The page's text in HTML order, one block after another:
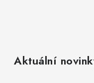
Aktuální